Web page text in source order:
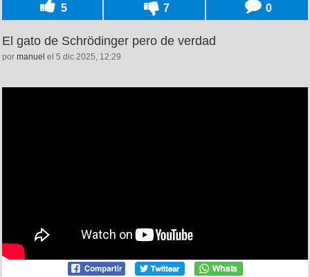
5 7 0
El gato de Schrödinger pero de verdad
por manuel el 5 dic 2025, 12:29